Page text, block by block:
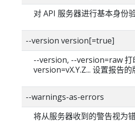
对 API 服务器进行基本身份
--version version[=true]
--version, --version=raw 打
version=vX.Y.Z... 设置报告的
--warnings-as-errors
将从服务器收到的警告视为